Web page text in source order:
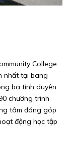
College
nhất tại bang
ba tỉnh duyên
chương trình
tâm đóng góp
động học tập